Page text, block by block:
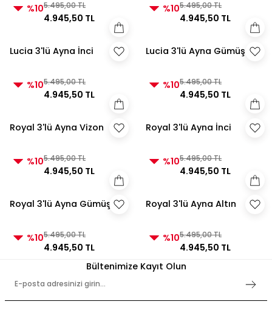
%105.495,00 TL
4.945,50 TL
%105.495,00 TL
4.945,50 TL
Lucia 3'lü Ayna İnci
%105.495,00 TL
4.945,50 TL
Lucia 3'lü Ayna Gümüş
%105.495,00 TL
4.945,50 TL
Royal 3'lü Ayna Vizon
%105.495,00 TL
4.945,50 TL
Royal 3'lü Ayna İnci
%105.495,00 TL
4.945,50 TL
Royal 3'lü Ayna Gümüş
%105.495,00 TL
4.945,50 TL
Royal 3'lü Ayna Altın
%105.495,00 TL
4.945,50 TL
Bültenimize Kayıt Olun